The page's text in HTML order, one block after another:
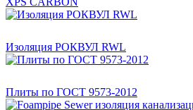
Изоляция РОКВУЛ RWL
Плиты по ГОСТ 9573-2012